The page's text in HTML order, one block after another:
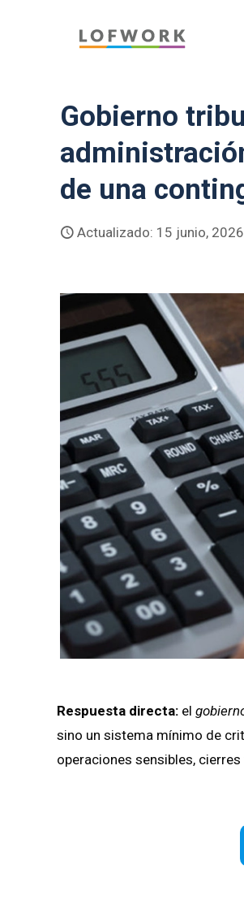
Gobierno
de una
Actualizado: 15 junio, 2026
Respuesta directa: el
sino un sistema mínimo de
operaciones sensibles,